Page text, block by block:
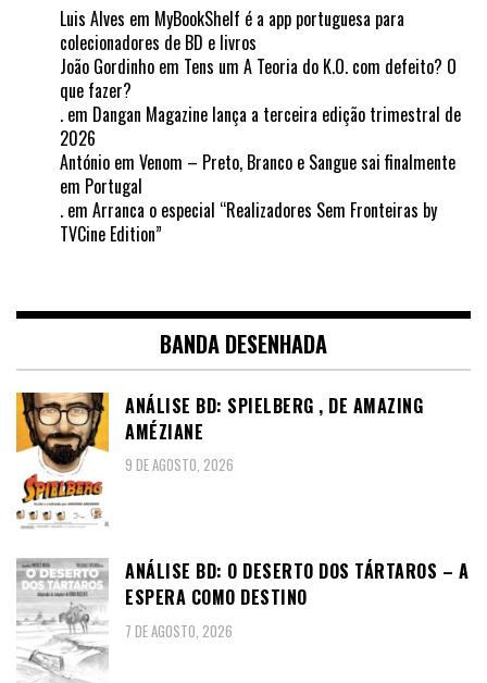
Luis Alves em MyBookShelf é a app portuguesa para
colecionadores de BD e livros
João Gordinho em Tens um A Teoria do K.O. com defeito? O
que fazer?
. em Dangan Magazine lança a terceira edição trimestral de
2026
António em Venom – Preto, Branco e Sangue sai finalmente
em Portugal
. em Arranca o especial “Realizadores Sem Fronteiras by
TVCine Edition”
BANDA DESENHADA
ANÁLISE BD: SPIELBERG , DE AMAZING
AMÉZIANE
9 DE AGOSTO, 2026
ANÁLISE BD: O DESERTO DOS TÁRTAROS – A
ESPERA COMO DESTINO
7 DE AGOSTO, 2026